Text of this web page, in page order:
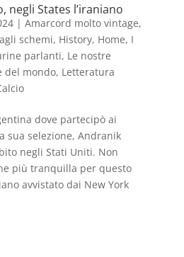
negli States l’iraniano
| Amarcord molto vintage,
schemi, History, Home, I
parlanti, Le nostre
del mondo, Letteratura
dove partecipò ai
sua selezione, Andranik
negli Stati Uniti. Non
più tranquilla per questo
avvistato dai New York